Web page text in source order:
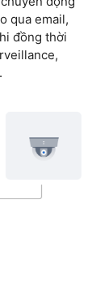
qua email,
đồng thời